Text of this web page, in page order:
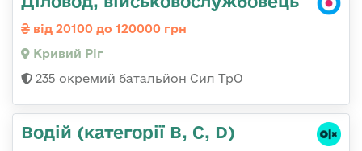
від 20100 до 120000 грн
Кривий Ріг
235 окремий батальйон Сил ТрО
Водій (категорії B, C, D)